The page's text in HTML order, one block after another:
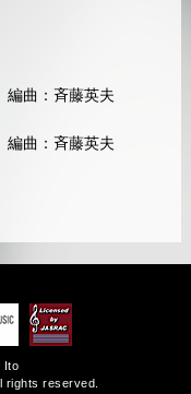
曲：斉藤英夫
曲：斉藤英夫
Ito
rights reserved.